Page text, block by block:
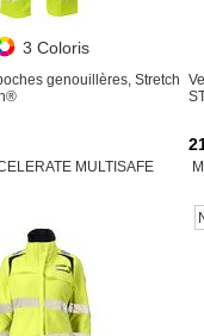
3 Coloris
genouillères, Stretch
MULTISAFE